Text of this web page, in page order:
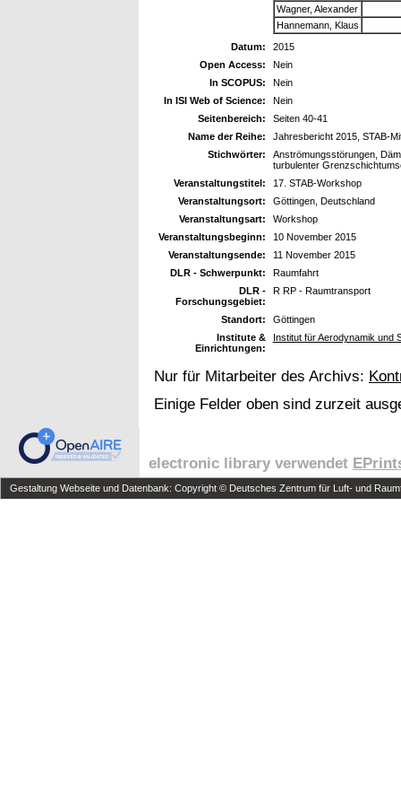
Wagner, Alexander
Hannemann, Klaus
Datum:
2015
Open Access:
Nein
In SCOPUS:
Nein
In ISI Web of Science:
Nein
Seitenbereich:
Seiten 40-41
Name der Reihe:
Jahresbericht 2015, STAB-
Stichwörter:
Anströmungsstörungen,
turbulenter
Veranstaltungstitel:
17. STAB-Workshop
Veranstaltungsort:
Göttingen, Deutschland
Veranstaltungsart:
Workshop
Veranstaltungsbeginn:
10 November 2015
Veranstaltungsende:
11 November 2015
DLR - Schwerpunkt:
Raumfahrt
DLR -
Forschungsgebiet:
R RP - Raumtransport
Standort:
Göttingen
Institute &
Einrichtungen:
Institut für Aerodynamik und
Nur für Mitarbeiter des Archivs:
Einige Felder oben sind zurzeit
electronic library verwendet
Gestaltung Webseite und Datenbank: Copyright © Deutsches Zentrum für Luft- und